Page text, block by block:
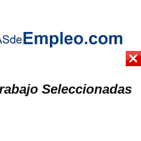
Seleccionadas